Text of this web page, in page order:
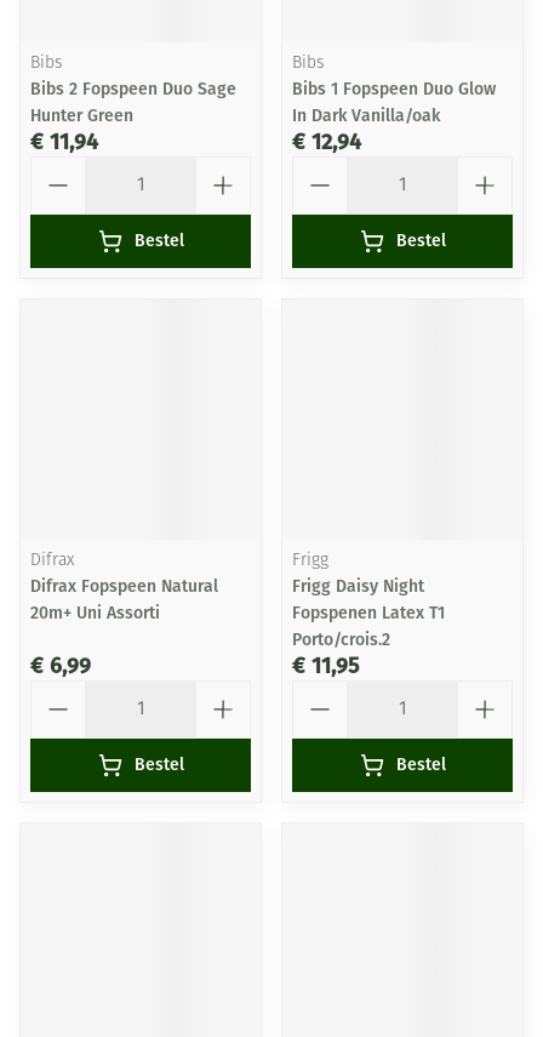
Bibs
Bibs 2 Fopspeen Duo Sage
Hunter Green
€ 11,94
Bestel
Bibs
Bibs 1 Fopspeen Duo Glow
In Dark Vanilla/oak
€ 12,94
Bestel
Difrax
Difrax Fopspeen Natural
20m+ Uni Assorti
€ 6,99
Bestel
Frigg
Frigg Daisy Night
Fopspenen Latex T1
Porto/crois.2
€ 11,95
Bestel